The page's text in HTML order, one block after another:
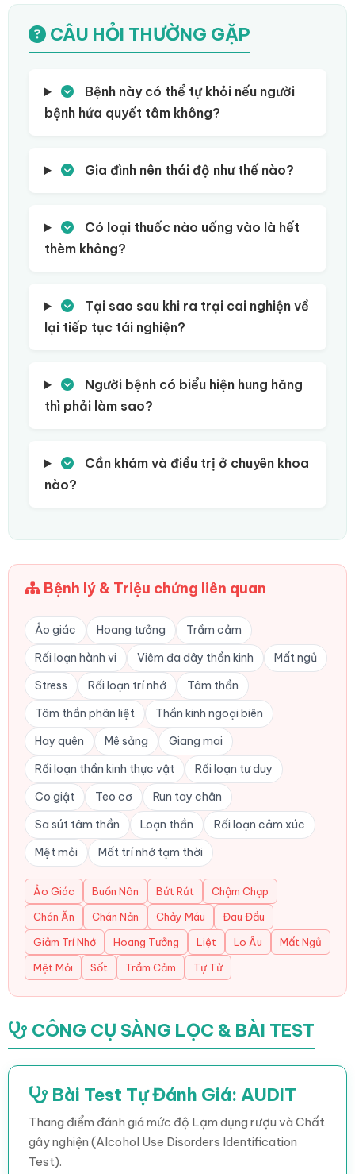
CÂU HỎI THƯỜNG GẶP
Bệnh này có thể tự khỏi nếu người
bệnh hứa quyết tâm không?
Gia đình nên thái độ như thế nào?
Có loại thuốc nào uống vào là hết
thèm không?
Tại sao sau khi ra trại cai nghiện về
lại tiếp tục tái nghiện?
Người bệnh có biểu hiện hung hăng
thì phải làm sao?
Cần khám và điều trị ở chuyên khoa
nào?
Bệnh lý & Triệu chứng liên quan
Ảo giác Hoang tưởng
Trầm cảm
Rối loạn hành vi
Viêm đa dây thần kinh
Mất ngủ
Stress
Rối loạn trí nhớ
Tâm thần
Tâm thần phân liệt
Thần kinh ngoại biên
Hay quên
Mê sảng
Giang mai
Rối loạn thần kinh thực vật
Rối loạn tư duy
Co giật
Teo cơ
Run tay chân
Sa sút tâm thần
Loạn thần
Rối loạn cảm xúc
Mệt mỏi
Mất trí nhớ tạm thời
Ảo Giác Buồn Nôn Bứt Rứt
Chậm Chạp
Chán Ăn
Chán Nản Chảy Máu
Đau Đầu
Giảm Trí Nhớ
Hoang Tưởng Liệt Lo Âu
Mất Ngủ
Mệt Mỏi
Sốt Trầm Cảm Tự Tử
CÔNG CỤ SÀNG LỌC & BÀI TEST
Bài Test Tự Đánh Giá: AUDIT
Thang điểm đánh giá mức độ Lạm dụng rượu và Chất
gây nghiện (Alcohol Use Disorders Identification
Test).